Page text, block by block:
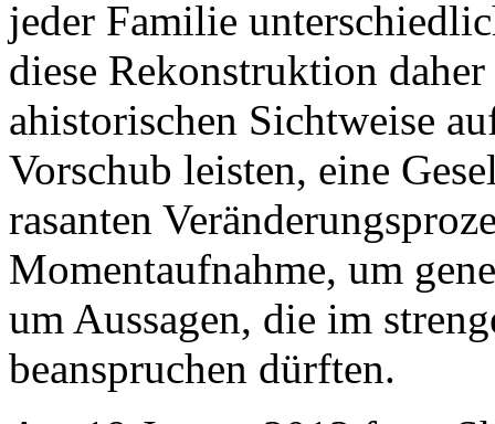
jeder Familie
diese Rekonstruktion
ahistorischen Sichtweise
Vorschub leisten, eine
rasanten
Momentaufnahme, um
um Aussagen, die im
beanspruchen dürften.